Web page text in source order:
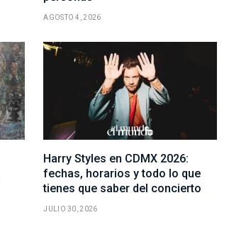
AGOSTO 4, 2026
Harry Styles en CDMX 2026:
fechas, horarios y todo lo que
tienes que saber del concierto
JULIO 30, 2026